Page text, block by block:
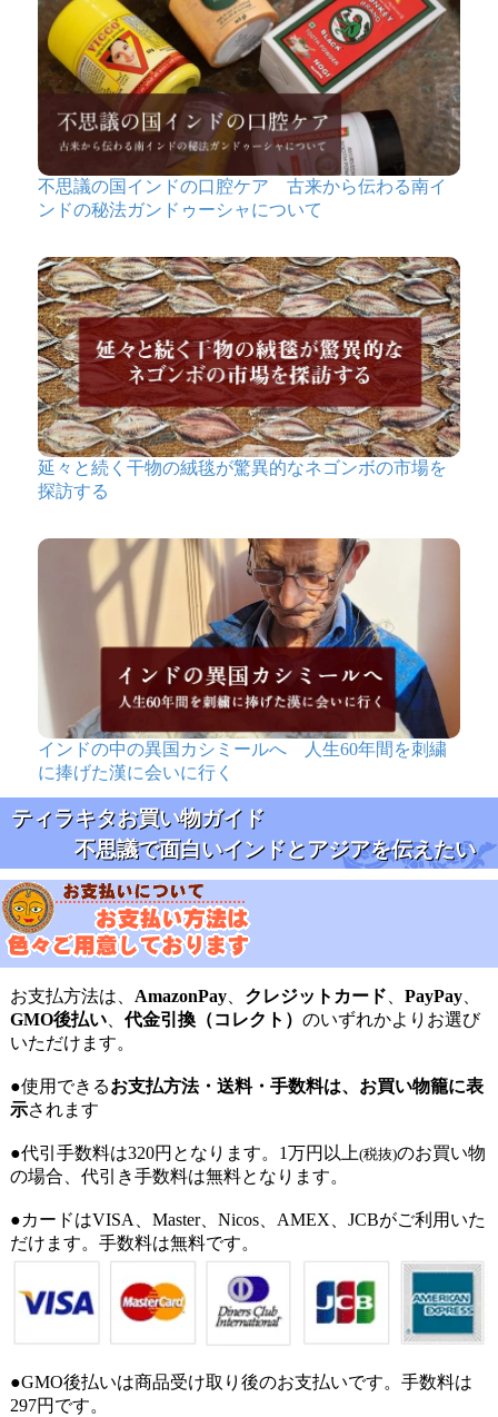
不思議の国インドの口腔ケア 古来から伝わる南イ
ンドの秘法ガンドゥーシャについて
延々と続く干物の絨毯が驚異的なネゴンボの市場を
探訪する
インドの中の異国カシミールへ 人生60年間を刺繍
に捧げた漢に会いに行く
ティラキタお買い物ガイド
不思議で面白いインドとアジアを伝えたい
お支払方法は、 AmazonPay、 クレジットカード、 PayPay、
GMO後払い、代金引換（コレクト） のいずれかよりお選び
いただけます。
●使用できるお支払方法・送料・手数料は、お買い物籠に表
示されます
●代引手数料は320円となります。1万円以上(税抜)のお買い物
の場合、代引き手数料は無料となります。
●カードはVISA、Master、Nicos、AMEX、JCBがご利用いた
だけます。手数料は無料です。
●GMO後払いは商品受け取り後のお支払いです。手数料は
297円です。